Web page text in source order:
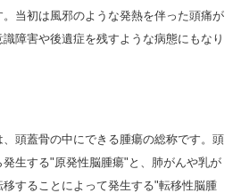
当初は風邪のような発熱を伴った頭痛が
障害や後遺症を残すような病態にもなり
頭蓋骨の中にできる腫瘍の総称です。頭
生する"原発性脳腫瘍"と、肺がんや乳が
することによって発生する"転移性脳腫